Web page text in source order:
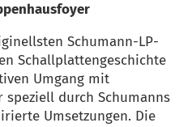
Schumann-LP-
Schallplattengeschichte
Umgang mit
durch Schumanns
Umsetzungen. Die